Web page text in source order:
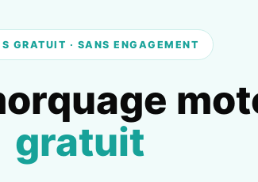
GRATUIT · SANS ENGAGEMENT
gratuit